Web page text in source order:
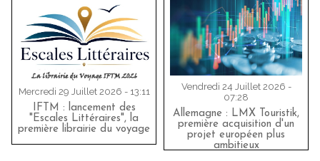
Mercredi 29 Juillet 2026 - 13:11
IFTM : lancement des
"Escales Littéraires", la
première librairie du voyage
Vendredi 24 Juillet 2026 -
07:28
Allemagne : LMX Touristik,
première acquisition d'un
projet européen plus
ambitieux